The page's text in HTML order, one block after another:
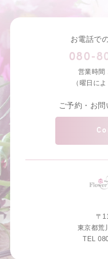
お電話で
080-
営業時間
（曜日に
ご予約・お
〒
東京都荒
TEL